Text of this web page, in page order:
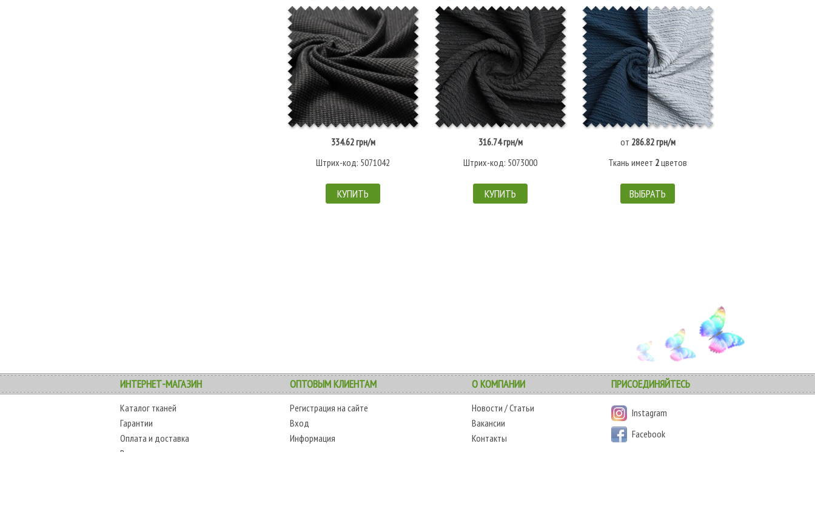
334.62 грн/м
Штрих-код: 5071042
КУПИТЬ
316.74 грн/м
Штрих-код: 5073000
КУПИТЬ
от 286.82 грн/м
Ткань имеет 2цветов
ВЫБРАТЬ
ИНТЕРНЕТ-МАГАЗИН ОПТОВЫМ КЛИЕНТАМ О КОМПАНИИ ПРИСОЕДИНЯЙТЕСЬ
Каталог тканей
Гарантии
Оплата и доставка
Возврат товара
Регистрация на сайте
Вход
Информация
Новости /Статьи
Вакансии
Контакты
Instagram
Facebook